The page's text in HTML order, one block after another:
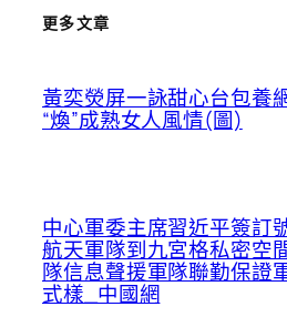
更多文章
黃奕熒屏一詠甜心台包養
“煥”成熟女人風情(圖)
中心軍委主席習近平簽訂
航天軍隊到九宮格私密空
隊信息聲援軍隊聯勤保證
式樣_中國網